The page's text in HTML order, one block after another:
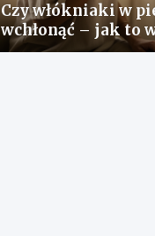
Czy włókniaki w
wchłonąć – jak to